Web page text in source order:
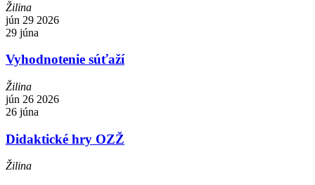
Žilina
jún 29 2026
29 júna
Vyhodnotenie súťaží
Žilina
jún 26 2026
26 júna
Didaktické hry OZŽ
Žilina